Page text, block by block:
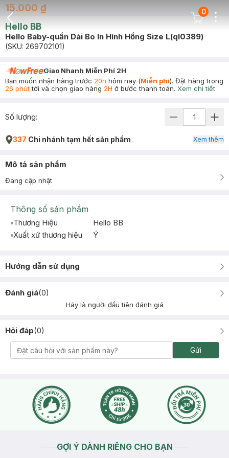
Back Icon
Cart Icon
0
15.000 ₫
Hello BB
Hello Baby-quần Dài Bo In Hình Hồng Size L(ql0389)
(SKU: 269702101)
Giao Nhanh Miễn Phí 2H
Bạn muốn nhận hàng trước 20h hôm nay (Miễn phí). Đặt hàng trong
26 phúttới và chọn giao hàng 2H ở bước thanh toán. Xem chi tiết
Số lượng:
337 Chi nhánh tạm hết sản phẩm Xem thêm
Mô tả sản phẩm
Đang cập nhật
Thông số sản phẩm
Thương Hiệu
Hello BB
Xuất xứ thương hiệu
Ý
Hướng dẫn sử dụng
Đánh giá(0)
Hãy là người đầu tiên đánh giá
Hỏi đáp(0)
Gửi
GỢI Ý DÀNH RIÊNG CHO BẠN